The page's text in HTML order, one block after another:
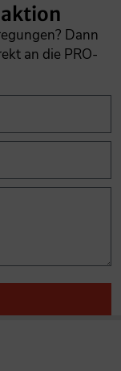
Dann
an die PRO-